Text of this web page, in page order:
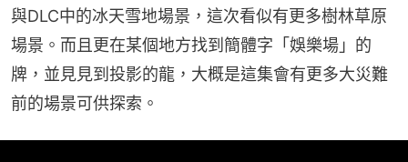
與DLC中的冰天雪地場景，這次看似有更多樹林草原
場景。而且更在某個地方找到簡體字「娛樂場」的
牌，並見見到投影的龍，大概是這集會有更多大災難
前的場景可供探索。